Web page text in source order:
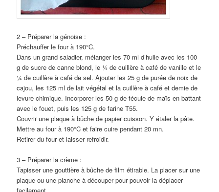
2 – Préparer la génoise :
Préchauffer le four à 190°C.
Dans un grand saladier, mélanger les 70 ml d’huile avec les 100
g de sucre de canne blond, le ¼ de cuillère à café de vanille et le
¼ de cuillère à café de sel. Ajouter les 25 g de purée de noix de
cajou, les 125 ml de lait végétal et la cuillère à café et demie de
levure chimique. Incorporer les 50 g de fécule de maïs en battant
avec le fouet, puis les 125 g de farine T55.
Couvrir une plaque à bûche de papier cuisson. Y étaler la pâte.
Mettre au four à 190°C et faire cuire pendant 20 mn.
Retirer du four et laisser refroidir.
3 – Préparer la crème :
Tapisser une gouttière à bûche de film étirable. La placer sur une
plaque ou une planche à découper pour pouvoir la déplacer